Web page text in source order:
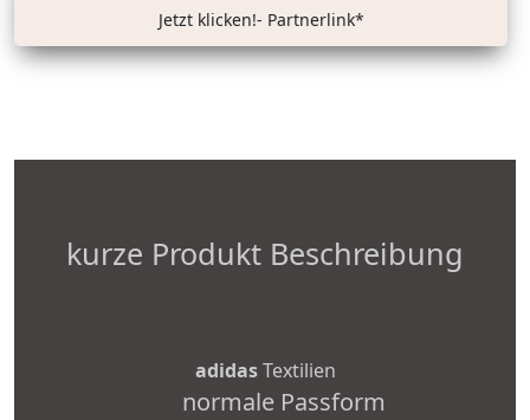
Jetzt klicken!- Partnerlink*
kurze Produkt Beschreibung
adidasTextilien
normale Passform